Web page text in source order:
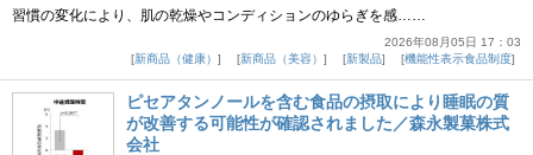
習慣の変化により、肌の乾燥やコンディションのゆらぎを感……
2026年08月05日 17：03
新商品（健康）
新商品（美容） 新製品 機能性表示食品制度
ピセアタンノールを含む食品の摂取により睡眠の質
が改善する可能性が確認されました／森永製菓株式
会社